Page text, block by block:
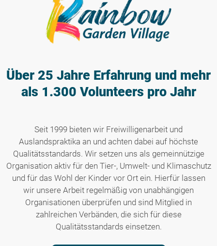
Über 25 Jahre Erfahrung und mehr
als 1.300 Volunteers pro Jahr
Seit 1999 bieten wir Freiwilligenarbeit und
Auslandspraktika an und achten dabei auf höchste
Qualitätsstandards. Wir setzen uns als gemeinnützige
Organisation aktiv für den Tier-, Umwelt- und Klimaschutz
und für das Wohl der Kinder vor Ort ein. Hierfür lassen
wir unsere Arbeit regelmäßig von unabhängigen
Organisationen überprüfen und sind Mitglied in
zahlreichen Verbänden, die sich für diese
Qualitätsstandards einsetzen.